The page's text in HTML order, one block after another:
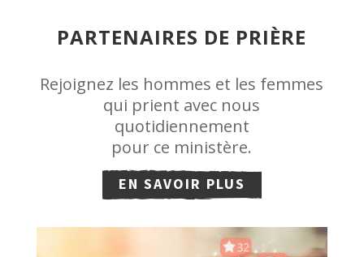
PARTENAIRES DE PRIÈRE
Rejoignez les hommes et les femmes
qui prient avec nous
quotidiennement
pour ce ministère.
EN SAVOIR PLUS